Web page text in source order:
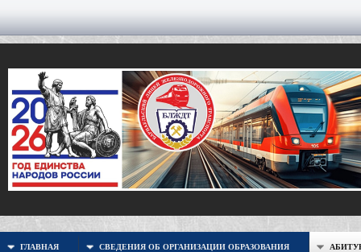
ГЛАВНАЯ СВЕДЕНИЯ ОБ ОРГАНИЗАЦИИ ОБРАЗОВАНИЯ